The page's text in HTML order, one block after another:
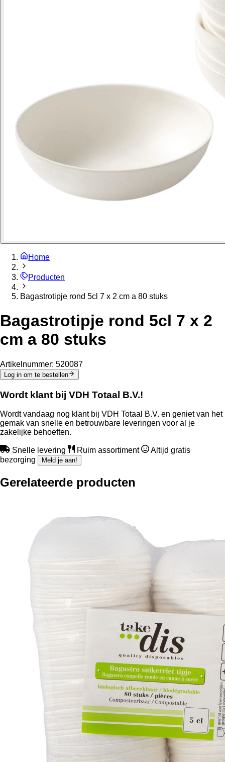
Home
Producten
Bagastrotipje rond 5cl 7 x 2 cm a 80 stuks
Bagastrotipje rond 5cl 7 x 2
cm a 80 stuks
Artikelnummer: 520087
Log in om te bestellen
Wordt klant bij VDH Totaal B.V.!
Wordt vandaag nog klant bij VDH Totaal B.V. en geniet van het
gemak van snelle en betrouwbare leveringen voor al je
zakelijke behoeften.
Snelle levering Ruim assortiment
Altijd gratis
bezorging
Meld je aan!
Gerelateerde producten